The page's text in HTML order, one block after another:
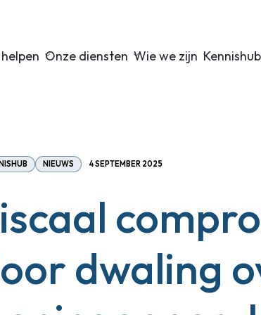
Onze diensten Wie we zijn Kennishub
NIEUWS 4 SEPTEMBER 2025
dwaling